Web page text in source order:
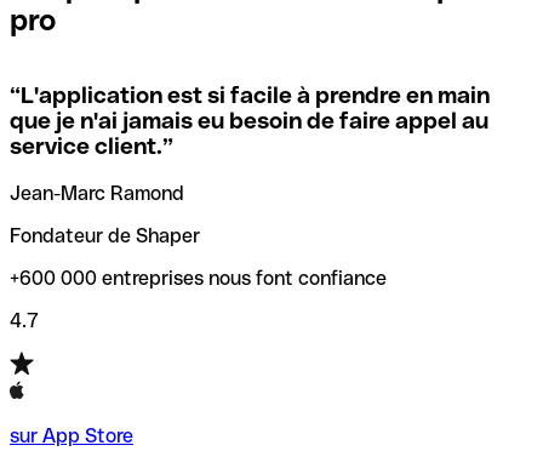
locales.
Si vous n'êtes pas sûr du code SWIFT que vous devriez
utiliser, nous avons développé un outil de recherche de
codes SWIFT par nom de banque.
vérification/recherche de codes SWIFT. Ainsi, vous pouvez
trouver et vérifier vos codes SWIFT avant de réaliser vos
transferts d’argent.
pro
“L'application est si facile à prendre en main
que je n'ai jamais eu besoin de faire appel au
service client.”
Jean-Marc Ramond
Fondateur de Shaper
+600 000 entreprises nous font confiance
4.7
sur App Store